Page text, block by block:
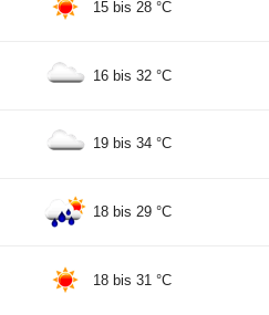
15 bis 28 °C
16 bis 32 °C
19 bis 34 °C
18 bis 29 °C
18 bis 31 °C